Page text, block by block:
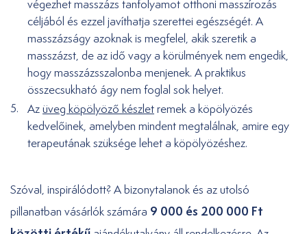
végezhet masszázs tanfolyamot otthoni masszírozás
céljából és ezzel javíthatja szerettei egészségét. A
masszázságy azoknak is megfelel, akik szeretik a
masszázst, de az idő vagy a körülmények nem engedik,
hogy masszázsszalonba menjenek. A praktikus
összecsukható ágy nem foglal sok helyet.
Azüveg köpölyöző készletremek a köpölyözés
kedvelőinek, amelyben mindent megtalálnak, amire egy
terapeutának szüksége lehet a köpölyözéshez.
Szóval, inspirálódott? A bizonytalanok és az utolsó
pillanatban vásárlók számára 9 000 és 200 000 Ft